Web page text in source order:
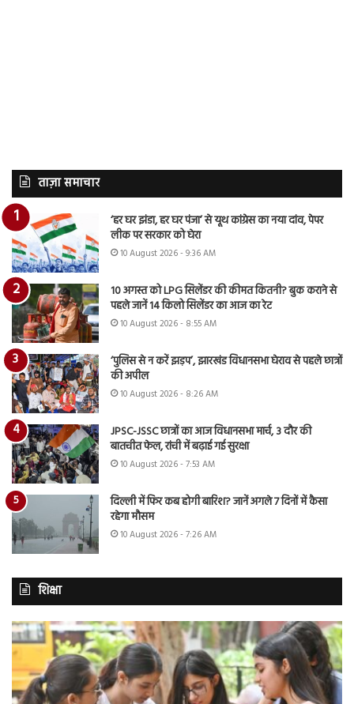
ताज़ा समाचार
‘हर घर झंडा, हर घर पंजा’ से यूथ कांग्रेस का नया दांव, पेपर
लीक पर सरकार को घेरा
10 August 2026 - 9:36 AM
10 अगस्त को LPG सिलेंडर की कीमत कितनी? बुक कराने से
पहले जानें 14 किलो सिलेंडर का आज का रेट
10 August 2026 - 8:55 AM
‘पुलिस से न करें झड़प’, झारखंड विधानसभा घेराव से पहले छात्रों
की अपील
10 August 2026 - 8:26 AM
JPSC-JSSC छात्रों का आज विधानसभा मार्च, 3 दौर की
बातचीत फेल, रांची में बढ़ाई गई सुरक्षा
10 August 2026 - 7:53 AM
दिल्ली में फिर कब होगी बारिश? जानें अगले 7 दिनों में कैसा
रहेगा मौसम
10 August 2026 - 7:26 AM
शिक्षा